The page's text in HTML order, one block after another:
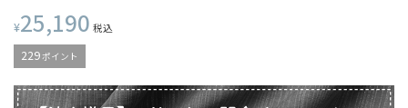
¥25,190 税込
229ポイント